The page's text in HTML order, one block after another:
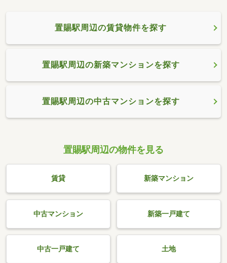
置賜駅周辺の賃貸物件を探す
置賜駅周辺の新築マンションを探す
置賜駅周辺の中古マンションを探す
置賜駅周辺の物件を見る
賃貸 新築マンション
中古マンション 新築一戸建て
中古一戸建て 土地